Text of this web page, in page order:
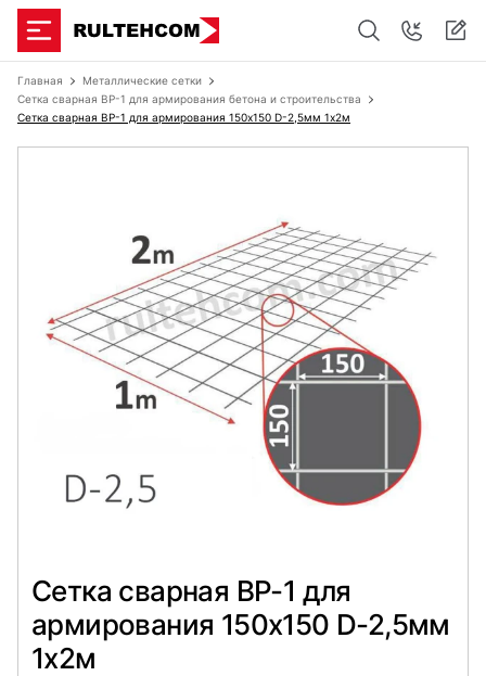
Главная
Металлические сетки
Сетка сварная ВР-1 для армирования бетона и строительства
Сетка сварная ВР-1 для армирования 150х150 D-2,5мм 1х2м
Сетка сварная ВР-1 для
армирования 150х150 D-2,5мм
1х2м